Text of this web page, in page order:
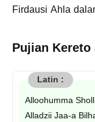
Firdausi Ahla
Pujian Kereto
Alloohumma
Alladzii Jaa-a